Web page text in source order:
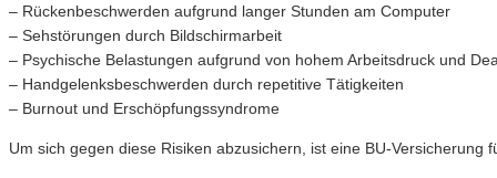
– Rückenbeschwerden aufgrund langer Stunden am Computer
– Sehstörungen durch Bildschirmarbeit
– Psychische Belastungen aufgrund von hohem Arbeitsdruck und
– Handgelenksbeschwerden durch repetitive Tätigkeiten
– Burnout und Erschöpfungssyndrome
Um sich gegen diese Risiken abzusichern, ist eine BU-